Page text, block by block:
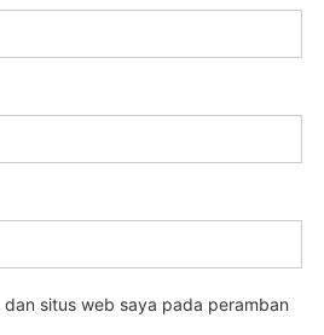
dan situs web saya pada peramban